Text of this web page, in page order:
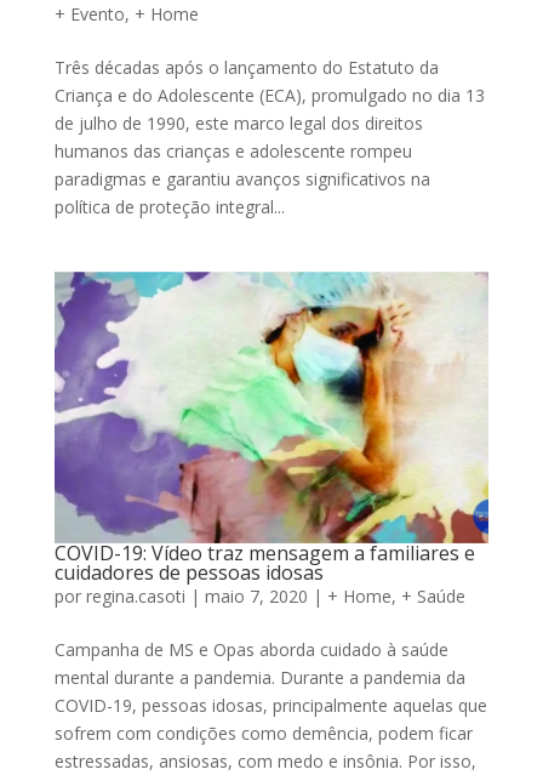
+ Evento, + Home
Três décadas após o lançamento do Estatuto da
Criança e do Adolescente (ECA), promulgado no dia 13
de julho de 1990, este marco legal dos direitos
humanos das crianças e adolescente rompeu
paradigmas e garantiu avanços significativos na
política de proteção integral...
COVID-19: Vídeo traz mensagem a familiares e
cuidadores de pessoas idosas
por regina.casoti | maio 7, 2020 | + Home, + Saúde
Campanha de MS e Opas aborda cuidado à saúde
mental durante a pandemia. Durante a pandemia da
COVID-19, pessoas idosas, principalmente aquelas que
sofrem com condições como demência, podem ficar
estressadas, ansiosas, com medo e insônia. Por isso,